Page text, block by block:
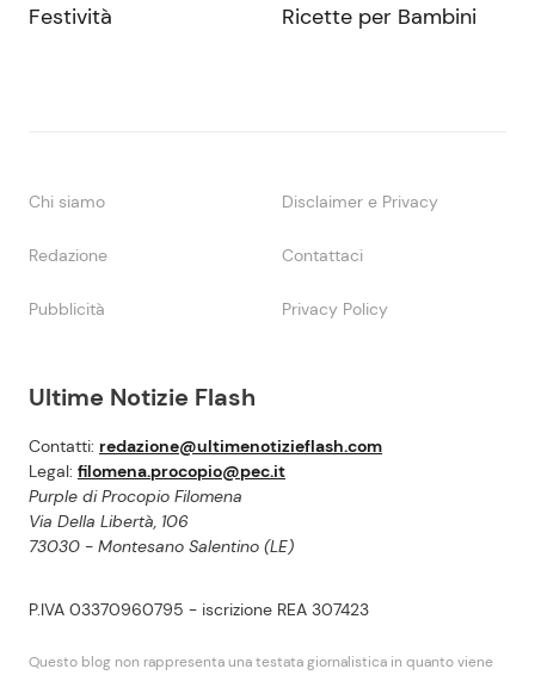
Ultime Notizie Flash
Contatti: redazione@ultimenotizieflash.com
Legal: filomena.procopio@pec.it
Purple di Procopio Filomena
Via Della Libertà, 106
73030 - Montesano Salentino (LE)
P.IVA 03370960795 - iscrizione REA 307423
Questo blog non rappresenta una testata giornalistica in quanto viene
Festività Ricette per Bambini
Chi siamo Disclaimer e Privacy
Redazione Contattaci
Pubblicità Privacy Policy